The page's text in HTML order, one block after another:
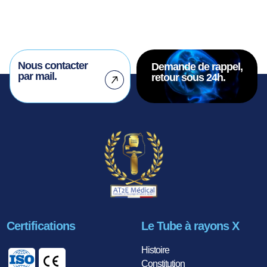
Nous contacter
par mail.
Demande de rappel,
retour sous 24h.
Certifications Le Tube à rayons X
Histoire
Constitution